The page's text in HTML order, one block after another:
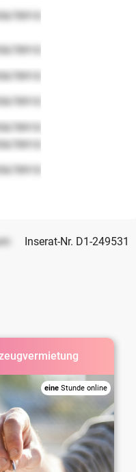
Inserat-Nr. D1-249531
eine Stunde online